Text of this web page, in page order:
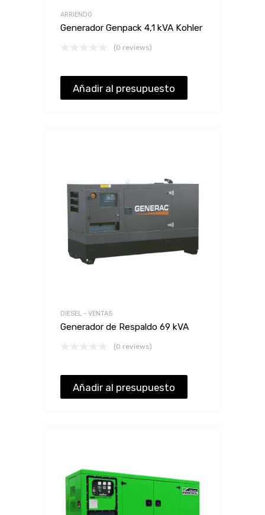
ARRIENDO
Generador Genpack 4,1 kVA Kohler
(0 reviews)
Añadir al presupuesto
DIESEL - VENTAS
Generador de Respaldo 69 kVA
(0 reviews)
Añadir al presupuesto